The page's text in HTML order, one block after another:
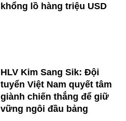
khổng lồ hàng triệu USD
HLV Kim Sang Sik: Đội
tuyển Việt Nam quyết tâm
giành chiến thắng để giữ
vững ngôi đầu bảng